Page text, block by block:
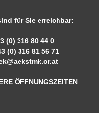
für Sie erreichbar:
(0) 316 80 44 0
(0) 316 81 56 71
ÖFFNUNGSZEITEN